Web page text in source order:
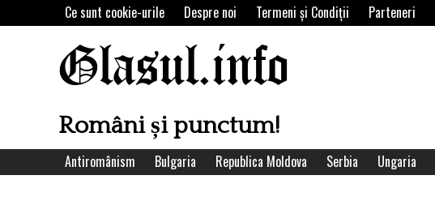
to
Ce sunt cookie-urile Despre noi Termeni şi Condiţii Parteneri
Glasul.info
Români și punctum!
Antiromânism Bulgaria Republica Moldova Serbia Ungaria